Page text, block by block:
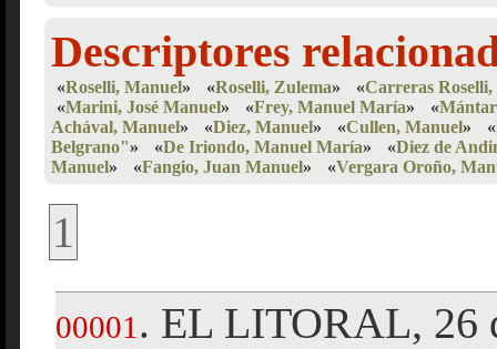
Descriptores
«Roselli, Manuel» «Roselli, Zulema» «Carreras
«Marini, José Manuel» «Frey, Manuel María» «
Achával, Manuel» «Diez, Manuel» «Cullen, Manuel» «
Belgrano"» «De Iriondo, Manuel María» «Diez de
Manuel» «Fangio, Juan Manuel» «Vergara Oroño,
1
00001 . EL LITORAL, 26